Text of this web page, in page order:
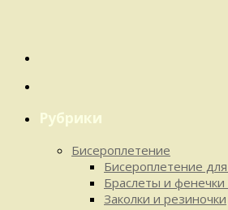
Рубрики
Бисероплетение
Бисероплетение
Браслеты и фенечки
Заколки и резиночки